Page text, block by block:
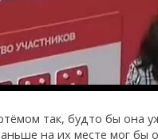
так, будто бы она
на их месте мог бы